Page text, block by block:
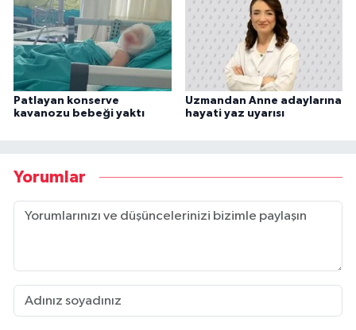
Patlayan konserve
kavanozu bebeği yaktı
Uzmandan Anne adaylarına
hayati yaz uyarısı
Yorumlar